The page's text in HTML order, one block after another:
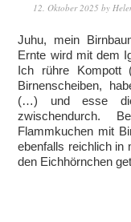
12. Oktober 2025 by
Juhu, mein
Ernte wird mit dem
Ich rühre Kompott
Birnenscheiben,
(…) und esse
zwischendurch.
Flammkuchen mit
ebenfalls reichlich in
den Eichhörnchen